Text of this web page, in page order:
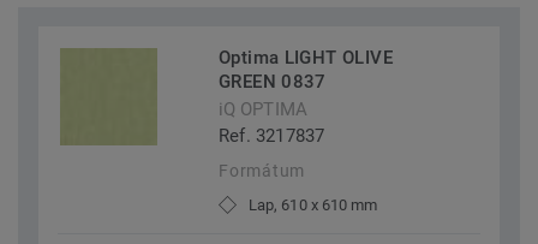
Optima LIGHT OLIVE
GREEN 0837
iQ OPTIMA
Ref. 3217837
Formátum
Lap, 610 x 610 mm